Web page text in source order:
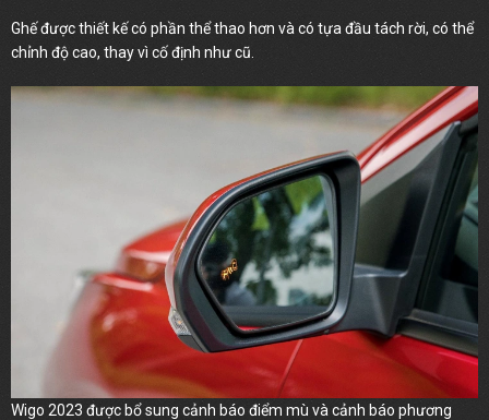
Ghế được thiết kế có phần thể thao hơn và có tựa đầu tách rời, có thể
chỉnh độ cao, thay vì cố định như cũ.
Wigo 2023 được bổ sung cảnh báo điểm mù và cảnh báo phương